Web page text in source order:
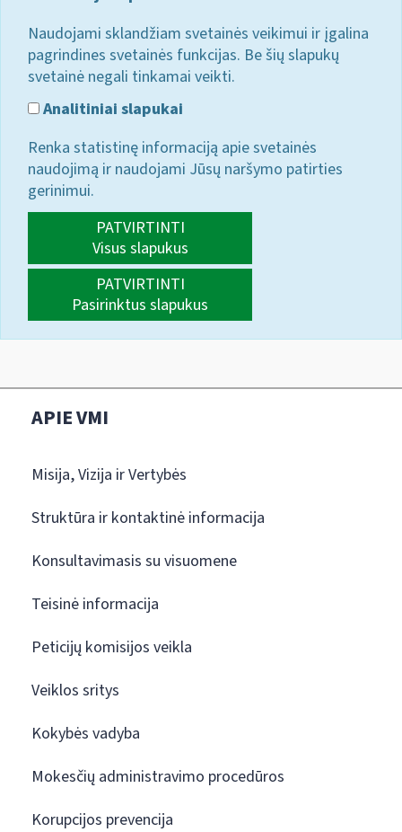
Naudojami sklandžiam svetainės veikimui ir įgalina
pagrindines svetainės funkcijas. Be šių slapukų
svetainė negali tinkamai veikti.
Analitiniai slapukai
Renka statistinę informaciją apie svetainės
naudojimą ir naudojami Jūsų naršymo patirties
gerinimui.
PATVIRTINTI
Visus slapukus
PATVIRTINTI
Pasirinktus slapukus
APIE VMI
Misija, Vizija ir Vertybės
Struktūra ir kontaktinė informacija
Konsultavimasis su visuomene
Teisinė informacija
Peticijų komisijos veikla
Veiklos sritys
Kokybės vadyba
Mokesčių administravimo procedūros
Korupcijos prevencija